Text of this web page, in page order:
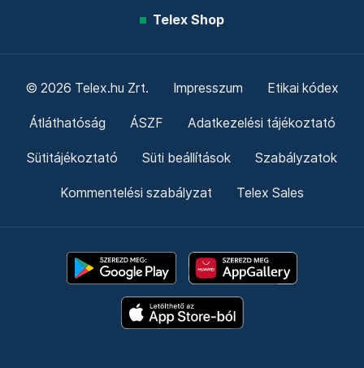
Telex Shop
© 2026 Telex.hu Zrt. Impresszum Etikai kódex
Átláthatóság ÁSZF Adatkezelési tájékoztató
Sütitájékoztató Süti beállítások Szabályzatok
Kommentelési szabályzat Telex Sales